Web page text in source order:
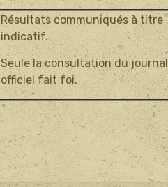
Résultats communiqués à titre
indicatif.
Seule la consultation du journal
officiel fait foi.